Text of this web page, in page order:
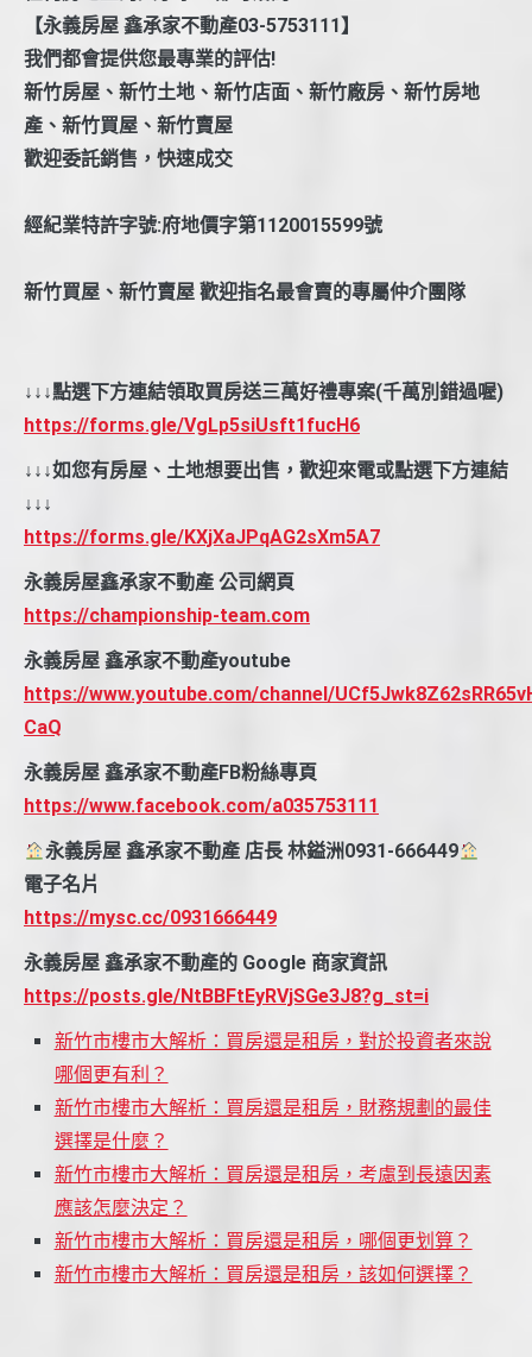
【永義房屋 鑫承家不動產03-5753111】
我們都會提供您最專業的評估!
新竹房屋、新竹土地、新竹店面、新竹廠房、新竹房地
產、新竹買屋、新竹賣屋
歡迎委託銷售，快速成交
經紀業特許字號:府地價字第1120015599號
新竹買屋、新竹賣屋 歡迎指名最會賣的專屬仲介團隊
↓↓↓點選下方連結領取買房送三萬好禮專案(千萬別錯過喔)
https://forms.gle/VgLp5siUsft1fucH6
↓↓↓如您有房屋、土地想要出售，歡迎來電或點選下方連結
↓↓↓
https://forms.gle/KXjXaJPqAG2sXm5A7
永義房屋鑫承家不動產 公司網頁
https://championship-team.com
永義房屋 鑫承家不動產youtube
https://www.youtube.com/channel/
CaQ
永義房屋 鑫承家不動產FB粉絲專頁
https://www.facebook.com/a035753111
永義房屋 鑫承家不動產 店長 林鎰洲0931-666449
電子名片
https://mysc.cc/0931666449
永義房屋 鑫承家不動產的 Google 商家資訊
https://posts.gle/NtBBFtEyRVjSGe3J8?g_st=i
新竹市樓市大解析：買房還是租房，對於投資者來說
哪個更有利？
新竹市樓市大解析：買房還是租房，財務規劃的最佳
選擇是什麼？
新竹市樓市大解析：買房還是租房，考慮到長遠因素
應該怎麼決定？
新竹市樓市大解析：買房還是租房，哪個更划算？
新竹市樓市大解析：買房還是租房，該如何選擇？